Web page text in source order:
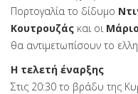
Πορτογαλία το δίδυμο
Κουτρουζάς και οι
θα αντιμετωπίσουν το
Η τελετή έναρξης
Στις 20:30 το βράδυ της